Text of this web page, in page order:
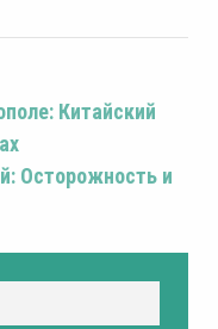
Китайский
Осторожность и